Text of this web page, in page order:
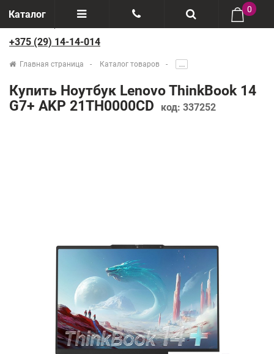
Каталог
Отзывы
Производители
+375(29) 888-44-44
0
+375 (29) 14-14-014
Главная страница Каталог товаров .....
Купить Ноутбук Lenovo ThinkBook 14
G7+ AKP 21TH0000CD
код: 337252